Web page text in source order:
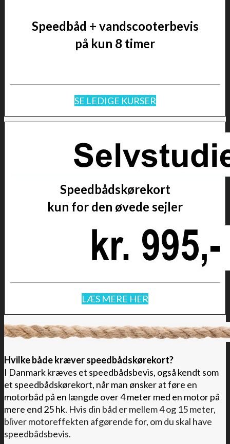
Speedbåd + vandscooterbevis
på kun 8 timer
SE LEDIGE KURSER
Speedbådskørekort
kun for den øvede sejler
LÆS MERE HER
Hvilke både kræver speedbådskørekort?
I Danmark kræves et speedbådsbevis, også kendt som
et speedbådskørekort, når man ønsker at føre en
motorbåd på en længde over 4 meter med en motor på
mere end 25 hk. Hvis din båd er mellem 4 og 15 meter,
bliver motoreffekten afgørende for, om du skal have
speedbådsbevis.